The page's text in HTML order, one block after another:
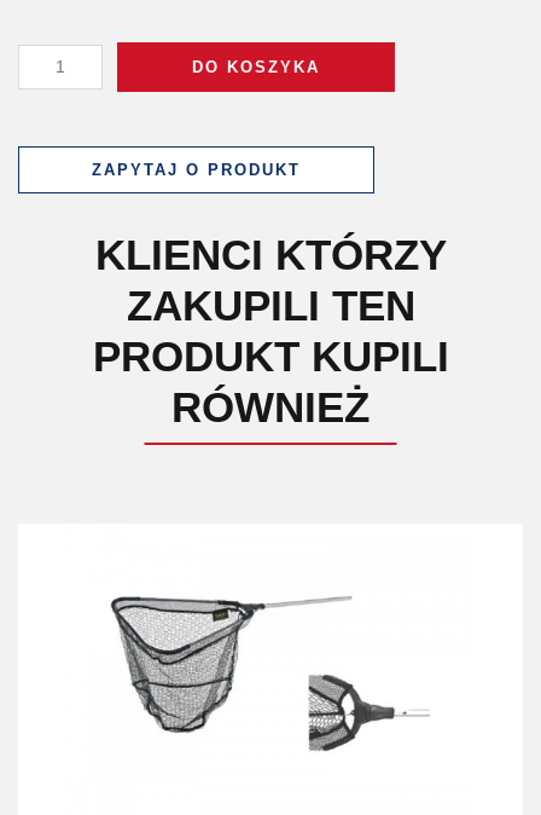
DO KOSZYKA
ZAPYTAJ O PRODUKT
KLIENCI KTÓRZY
ZAKUPILI TEN
PRODUKT KUPILI
RÓWNIEŻ